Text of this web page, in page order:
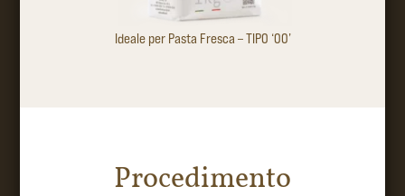
Ideale per Pasta Fresca – TIPO ‘00’
Procedimento